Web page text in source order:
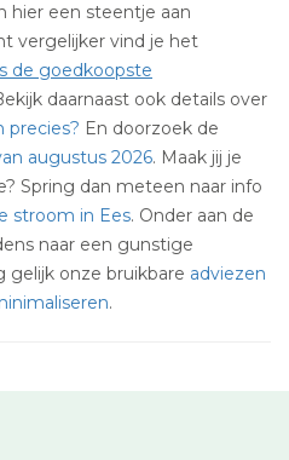
hier een steentje aan
vergelijker vind je het
de goedkoopste
daarnaast ook details over
precies? En doorzoek de
augustus 2026. Maak jij je
Spring dan meteen naar info
stroom in Ees. Onder aan de
naar een gunstige
gelijk onze bruikbare adviezen
.